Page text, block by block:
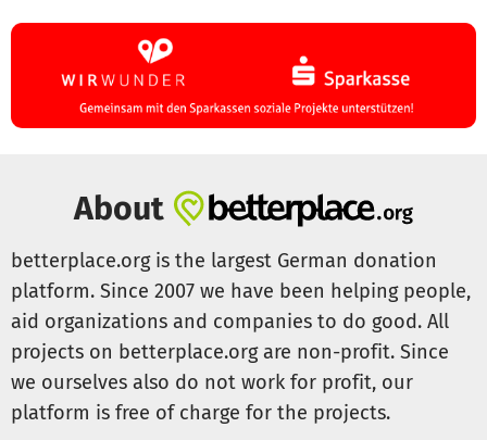
About
betterplace.org is the largest German donation
platform. Since 2007 we have been helping people,
aid organizations and companies to do good. All
projects on betterplace.org are non-profit. Since
we ourselves also do not work for profit, our
platform is free of charge for the projects.